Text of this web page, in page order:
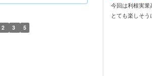
今回は利根実業
とても楽しそう
2 3 5